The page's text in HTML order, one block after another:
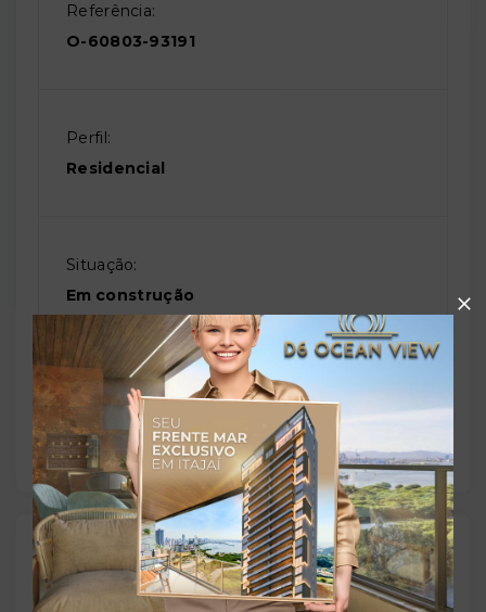
Referência:
O-60803-93191
Perfil:
Residencial
Situação:
Em construção
Previsão de entrega:
30/12/2026
Localização
Avenida Governador Argemiro de Figueiredo, 1540 -